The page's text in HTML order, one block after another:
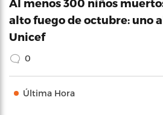
Al menos 300 niños
alto fuego de octubre: uno
Unicef
0
Última Hora